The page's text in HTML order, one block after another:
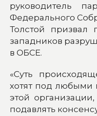
руководитель
Федерального
Толстой призвал
западников
в ОБСЕ.
«Суть
хотят под любыми
этой
подавлять